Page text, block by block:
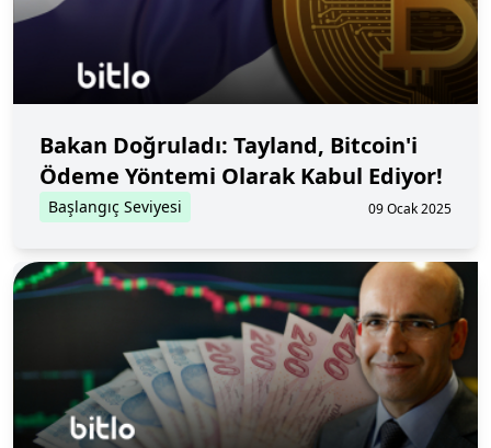
Bakan Doğruladı: Tayland, Bitcoin'i
Ödeme Yöntemi Olarak Kabul Ediyor!
Başlangıç Seviyesi 09 Ocak 2025